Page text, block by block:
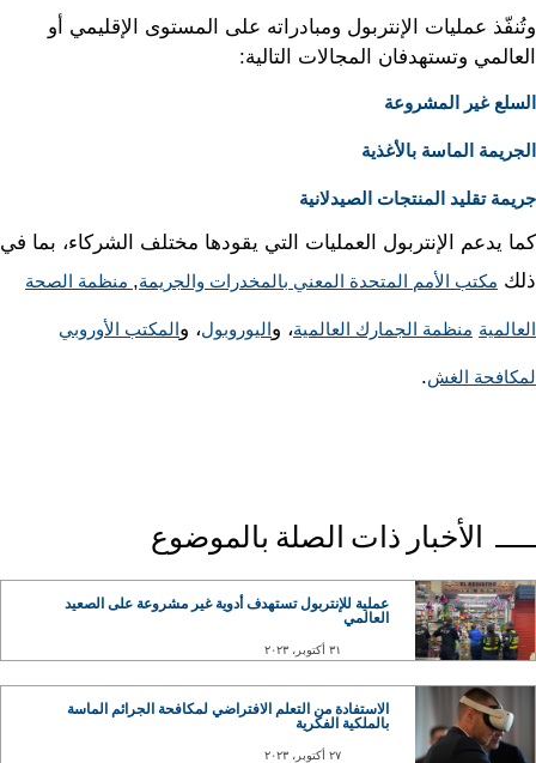
وتُنفّذ عمليات الإنتربول ومبادراته على المستوى الإقليمي أو
العالمي وتستهدفان المجالات التالية:
السلع غير المشروعة
الجريمة الماسة بالأغذية
جريمة تقليد المنتجات الصيدلانية
كما يدعم الإنتربول العمليات التي يقودها مختلف الشركاء، بما في
ذلك مكتب الأمم المتحدة المعني بالمخدرات والجريمة, منظمة الصحة
العالمية منظمة الجمارك العالمية، واليوروبول، والمكتب الأوروبي
لمكافحة الغش.
الأخبار ذات الصلة بالموضوع
عملية للإنتربول تستهدف أدوية غير مشروعة على الصعيد
العالمي
٣١ أكتوبر، ٢٠٢٣
الاستفادة من التعلم الافتراضي لمكافحة الجرائم الماسة
بالملكية الفكرية
٢٧ أكتوبر، ٢٠٢٣